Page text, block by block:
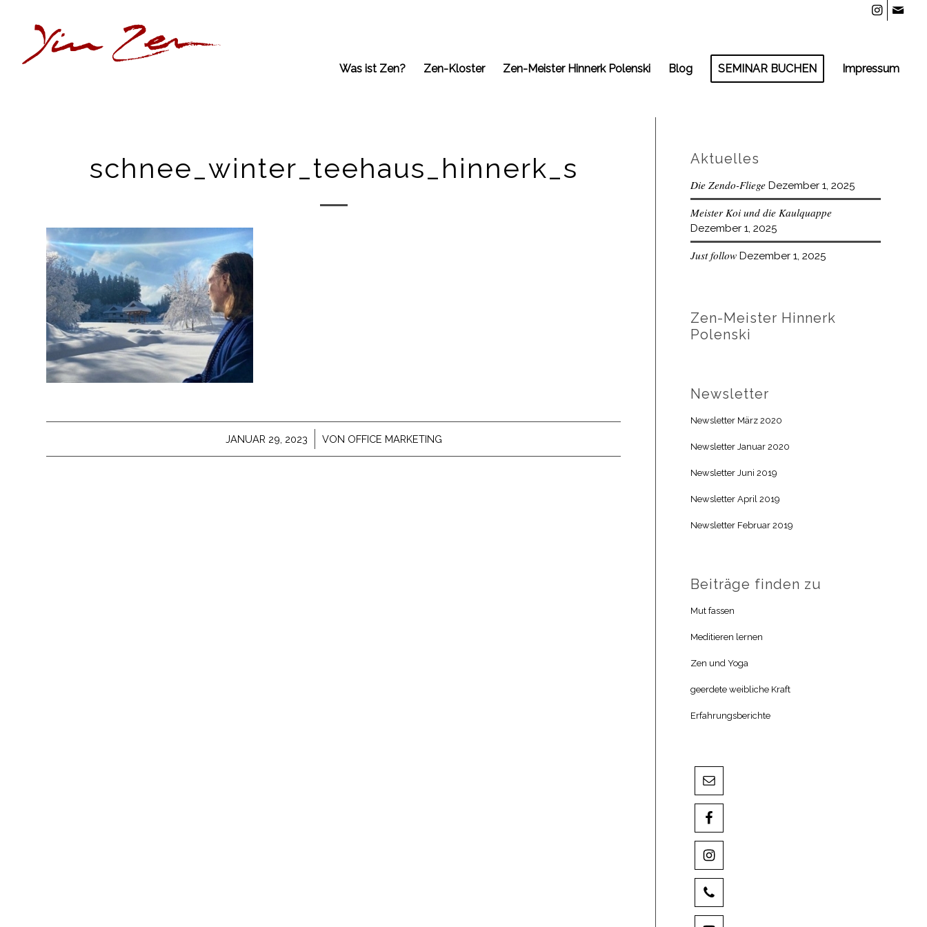
Was ist Zen? Zen-Kloster Zen-Meister Hinnerk Polenski Blog SEMINAR BUCHEN Impressum
schnee_winter_teehaus_hinnerk_s
JANUAR 29, 2023
/ VON OFFICE MARKETING
Aktuelles
Die Zendo-Fliege Dezember 1, 2025
Meister Koi und die Kaulquappe
Dezember 1, 2025
Just follow Dezember 1, 2025
Zen-Meister Hinnerk
Polenski
Newsletter
Newsletter März 2020
Newsletter Januar 2020
Newsletter Juni 2019
Newsletter April 2019
Newsletter Februar 2019
Beiträge finden zu
Mut fassen
Meditieren lernen
Zen und Yoga
geerdete weibliche Kraft
Erfahrungsberichte